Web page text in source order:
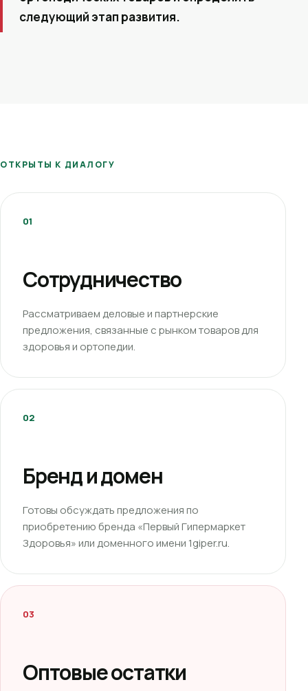
следующий этап развития.
ОТКРЫТЫ К ДИАЛОГУ
01
Сотрудничество
Рассматриваем деловые и партнерские
предложения, связанные с рынком товаров для
здоровья и ортопедии.
02
Бренд и домен
Готовы обсуждать предложения по
приобретению бренда «Первый Гипермаркет
Здоровья» или доменного имени 1giper.ru.
03
Оптовые остатки